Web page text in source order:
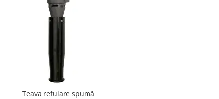
Teava refulare spumă